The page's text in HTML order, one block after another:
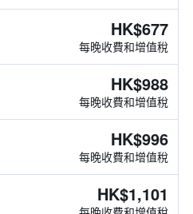
HK$677
每晚收費和增值稅
HK$988
每晚收費和增值稅
HK$996
每晚收費和增值稅
HK$1,101